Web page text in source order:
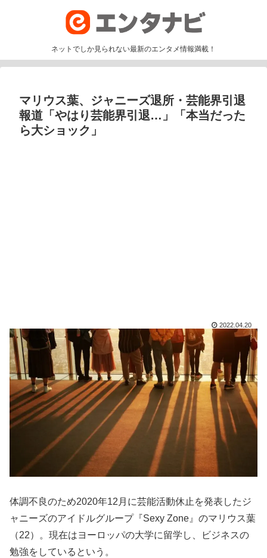
ネットでしか見られない最新のエンタメ情報満載！
マリウス葉、ジャニーズ退所・芸能界引退
報道「やはり芸能界引退…」「本当だった
ら大ショック」
2022.04.20
体調不良のため2020年12月に芸能活動休止を発表したジ
ャニーズのアイドルグループ『Sexy Zone』のマリウス葉
（22）。現在はヨーロッパの大学に留学し、ビジネスの
勉強をしているという。